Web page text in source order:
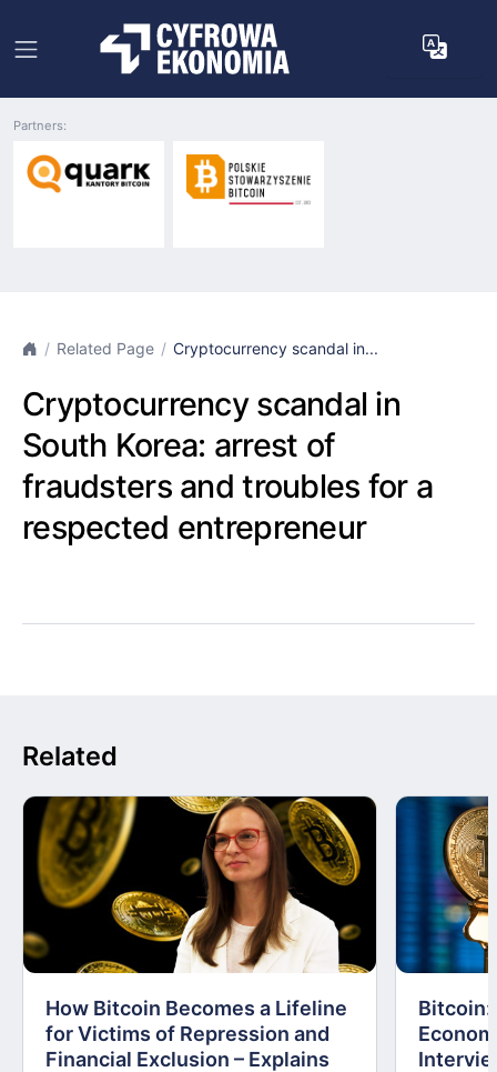
Partners:
Related Page Cryptocurrency scandal in...
Cryptocurrency scandal in
South Korea: arrest of
fraudsters and troubles for a
respected entrepreneur
Related
How Bitcoin Becomes a Lifeline
for Victims of Repression and
Financial Exclusion – Explains
Bitcoin: